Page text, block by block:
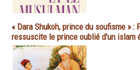
« Dara Shukoh, prince du soufisme » :
ressuscite le prince oublié d'un islam